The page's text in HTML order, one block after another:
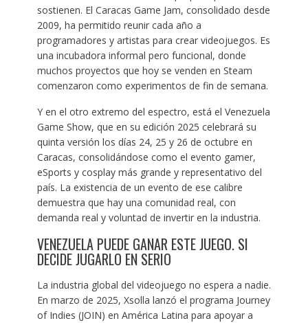
sostienen. El Caracas Game Jam, consolidado desde
2009, ha permitido reunir cada año a
programadores y artistas para crear videojuegos. Es
una incubadora informal pero funcional, donde
muchos proyectos que hoy se venden en Steam
comenzaron como experimentos de fin de semana.
Y en el otro extremo del espectro, está el Venezuela
Game Show, que en su edición 2025 celebrará su
quinta versión los días 24, 25 y 26 de octubre en
Caracas, consolidándose como el evento gamer,
eSports y cosplay más grande y representativo del
país. La existencia de un evento de ese calibre
demuestra que hay una comunidad real, con
demanda real y voluntad de invertir en la industria.
VENEZUELA PUEDE GANAR ESTE JUEGO. SI
DECIDE JUGARLO EN SERIO
La industria global del videojuego no espera a nadie.
En marzo de 2025, Xsolla lanzó el programa Journey
of Indies (JOIN) en América Latina para apoyar a